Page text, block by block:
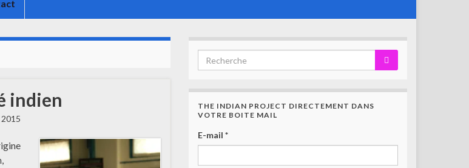
indien
THE INDIAN PROJECT DIRECTEMENT DANS
VOTRE BOITE MAIL
E-mail *